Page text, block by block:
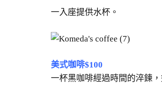
一入座提供水杯。
美式咖啡$100
一杯黑咖啡經過時間的淬鍊